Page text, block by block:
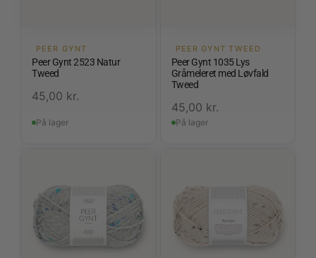
PEER GYNT
Peer Gynt 2523 Natur
Tweed
45,00 kr.
På lager
PEER GYNT TWEED
Peer Gynt 1035 Lys
Gråmeleret med Løvfald
Tweed
45,00 kr.
På lager